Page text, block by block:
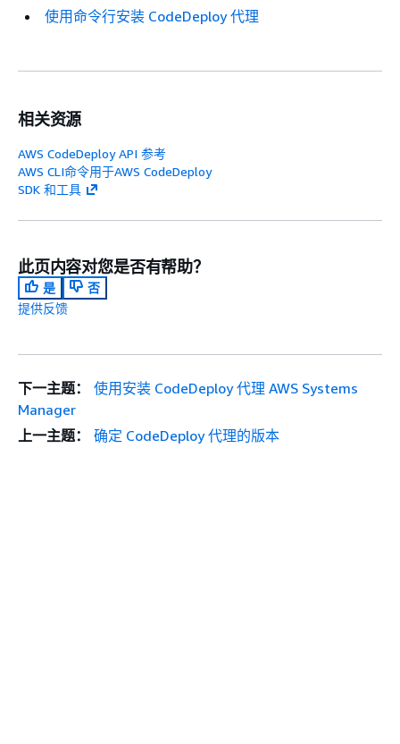
使用命令行安装 CodeDeploy 代理
相关资源
AWS CodeDeploy API 参考
AWS CLI命令用于AWS CodeDeploy
SDK 和工具
此页内容对您是否有帮助？
是
否
提供反馈
下一主题：
使用安装 CodeDeploy 代理 AWS Systems
Manager
上一主题：
确定 CodeDeploy 代理的版本